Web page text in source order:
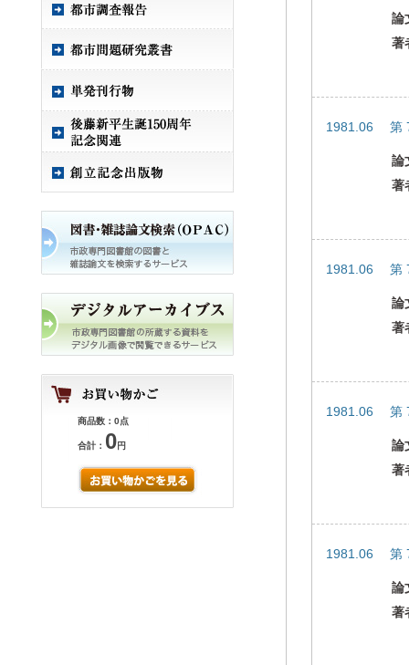
商品数：0点
合計： 0円
論
著
1981.06 第
論
著
1981.06 第
論
著
1981.06 第
論
著
1981.06 第
論
著